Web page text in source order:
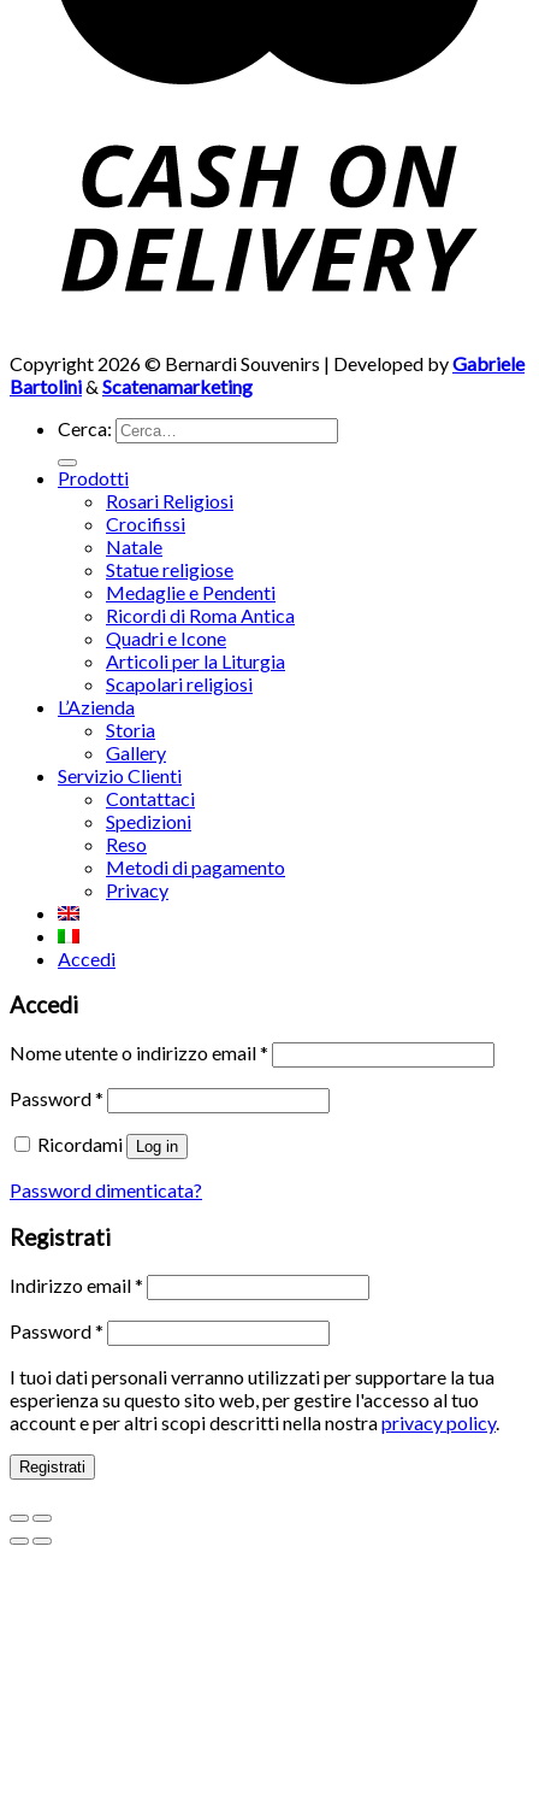
Copyright 2026 © Bernardi Souvenirs | Developed byGabriele
Bartolini& Scatenamarketing
Cerca:
Prodotti
Rosari Religiosi
Crocifissi
Natale
Statue religiose
Medaglie e Pendenti
Ricordi di Roma Antica
Quadri e Icone
Articoli per la Liturgia
Scapolari religiosi
L’Azienda
Storia
Gallery
Servizio Clienti
Contattaci
Spedizioni
Reso
Metodi di pagamento
Privacy
Accedi
Accedi
Nome utente o indirizzo email*
Password*
Ricordami
Log in
Password dimenticata?
Registrati
Indirizzo email*
Password*
I tuoi dati personali verranno utilizzati per supportare la tua
esperienza su questo sito web, per gestire l'accesso al tuo
account e per altri scopi descritti nella nostraprivacy policy.
Registrati